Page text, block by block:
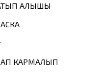
АЛЫШЫ
КАРМАЛЫП